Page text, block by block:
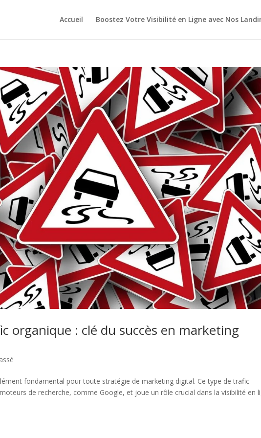
Accueil Boostez Votre Visibilité en Ligne avec Nos
organique : clé du succès en marketing
fondamental pour toute stratégie de marketing digital. Ce type de trafic
de recherche, comme Google, et joue un rôle crucial dans la visibilité en